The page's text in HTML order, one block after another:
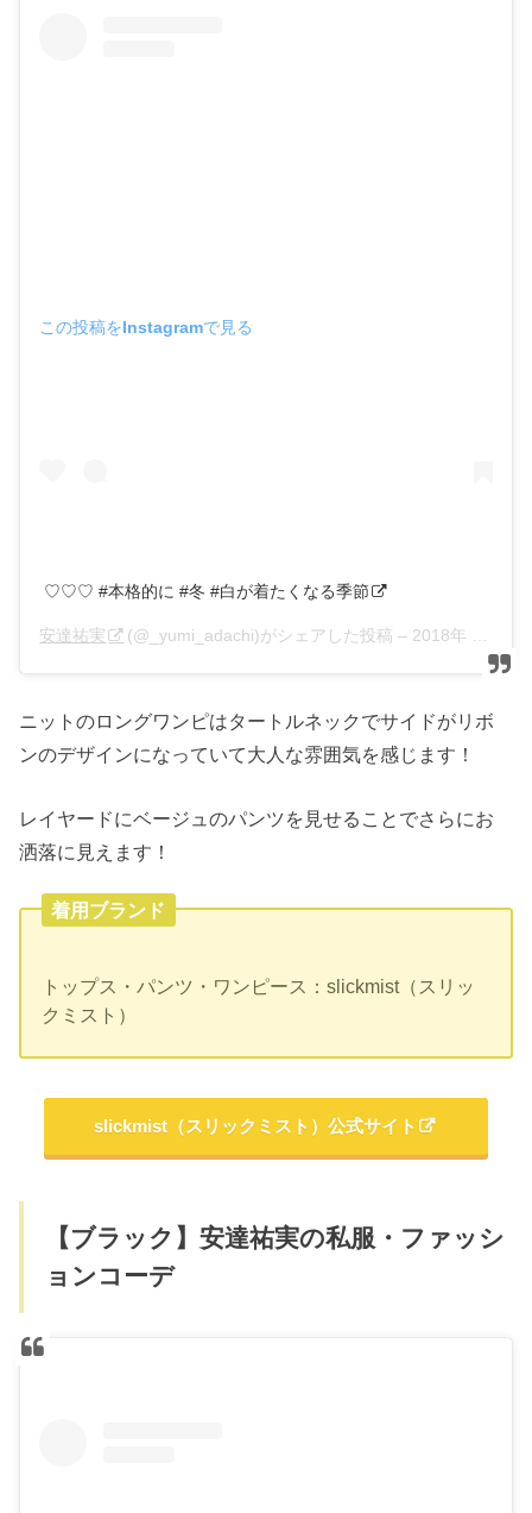
この投稿をInstagramで見る
♡♡♡ #本格的に #冬 #白が着たくなる季節
安達祐実 (@_yumi_adachi)がシェアした投稿 – 2018年 1月月11日午後11時45分PST
ニットのロングワンピはタートルネックでサイドがリボ
ンのデザインになっていて大人な雰囲気を感じます！
レイヤードにベージュのパンツを見せることでさらにお
洒落に見えます！
着用ブランド
トップス・パンツ・ワンピース：slickmist（スリッ
クミスト）
slickmist（スリックミスト）公式サイト
【ブラック】安達祐実の私服・ファッシ
ョンコーデ